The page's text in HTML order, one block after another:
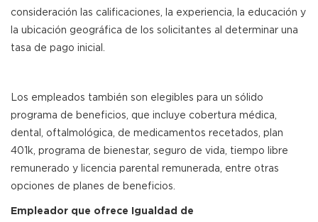
consideración las calificaciones, la experiencia, la educación y
la ubicación geográfica de los solicitantes al determinar una
tasa de pago inicial.
Los empleados también son elegibles para un sólido
programa de beneficios, que incluye cobertura médica,
dental, oftalmológica, de medicamentos recetados, plan
401k, programa de bienestar, seguro de vida, tiempo libre
remunerado y licencia parental remunerada, entre otras
opciones de planes de beneficios.
Empleador que ofrece Igualdad de